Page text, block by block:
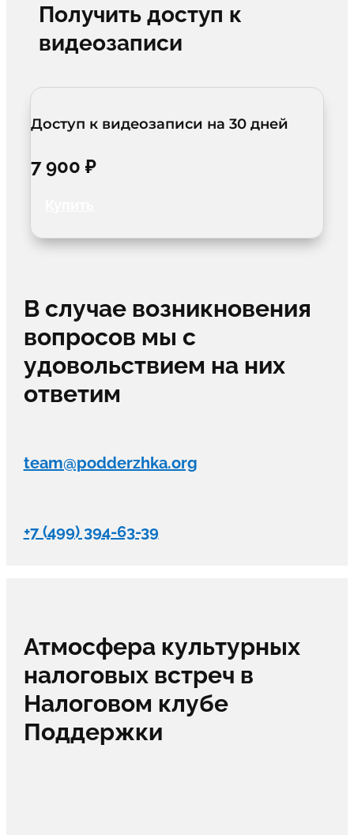
Получить доступ к
видеозаписи
Доступ к видеозаписи на 30 дней
7 900 ₽
В случае возникновения
вопросов мы с
удовольствием на них
ответим
team@podderzhka.org
+7 (499) 394-63-39
Атмосфера культурных
налоговых встреч в
Налоговом клубе
Поддержки